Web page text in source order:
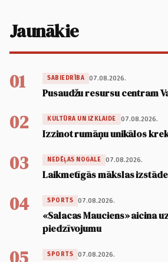
Jaunākie
01 SABIEDRĪBA 07.08.2026.
Pusaudžu resursu centram
02 KULTŪRA UN IZKLAIDE 07.08.2026.
Izzinot rumāņu unikālos
03 NEDĒĻAS NOGALE 07.08.2026.
Laikmetīgās mākslas
04 SPORTS 07.08.2026.
«Salacas Mauciens» aicina
piedzīvojumu
SPORTS 07.08.2026.